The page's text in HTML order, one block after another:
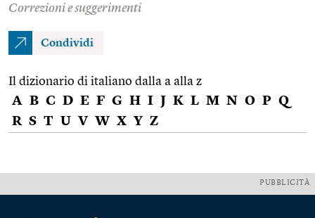
Correzioni e suggerimenti
Condividi
Il dizionario di italiano dalla a alla z
A B C D E F G H I J K L M N O P Q
R S T U V W X Y Z
PUBBLICITÀ